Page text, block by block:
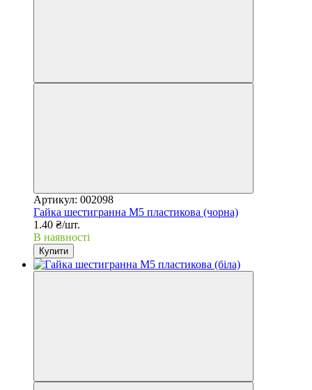
Артикул: 002098
Гайка шестигранна М5 пластикова (чорна)
1.40 ₴/шт.
В наявності
Купити